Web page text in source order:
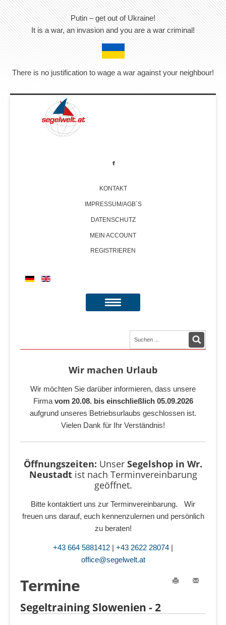
Putin – get out of Ukraine!
It is a war, an invasion and you are a war criminal!
There is no justification to wage a war against your neighbour!
KONTAKT
IMPRESSUM/AGB´S
DATENSCHUTZ
MEIN ACCOUNT
REGISTRIEREN
Wir machen Urlaub
Wir möchten Sie darüber informieren, dass unsere
Firma vom 20.08. bis einschließlich 05.09.2026
aufgrund unseres Betriebsurlaubs geschlossen ist.
Vielen Dank für Ihr Verständnis!
Öffnungszeiten: Unser Segelshop in Wr.
Neustadt ist nach Terminvereinbarung
geöffnet.
Bitte kontaktiert uns zur Terminvereinbarung. Wir
freuen uns darauf, euch kennenzulernen und persönlich
zu beraten!
+43 664 5881412 | +43 2622 28074 |
office@segelwelt.at
Termine
Segeltraining Slowenien - 2